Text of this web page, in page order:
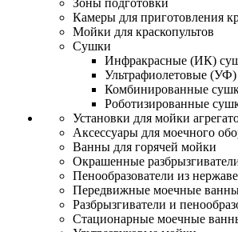
Зоны подготовки
Камеры для приготовления
Мойки для краскопультов
Сушки
Инфракрасные (ИК)
Ультрафиолетовые
Комбинированные
Роботизированные
Установки для мойки
Аксессуары для моечного
Ванны для горячей мойки
Окрашенные
Пенообразователи из
Передвижные моечные
Разбрызгиватели и
Стационарные моечные